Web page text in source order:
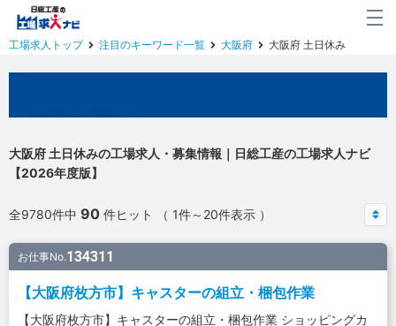
工場求人トップ 注目のキーワード一覧 大阪府 大阪府 土日休み
大阪府 土日休みの工場求人・募集情報｜日総工産の工場求人ナビ
【2026年度版】
全9780件中 90 件ヒット （ 1件～20件表示 ）
お仕事No.134311
【大阪府枚方市】キャスターの組立・梱包作業
【大阪府枚方市】キャスターの組立・梱包作業 ショッピングカ